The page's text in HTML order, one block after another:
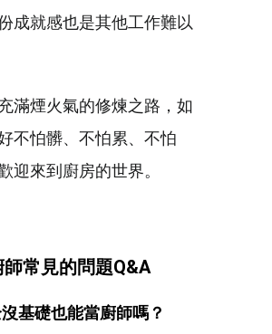
成就感也是其他工作難以
滿煙火氣的修煉之路，如
不怕髒、不怕累、不怕
迎來到廚房的世界。
常見的問題Q&A
基礎也能當廚師嗎？